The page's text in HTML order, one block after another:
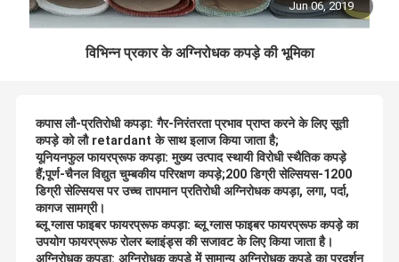
Jun 06, 2019
विभिन्न प्रकार के अग्निरोधक कपड़े की भूमिका
कपास लौ-प्रतिरोधी कपड़ा: गैर-निरंतरता प्रभाव प्राप्त करने के लिए सूती
कपड़े को लौ retardant के साथ इलाज किया जाता है;
यूनियनफुल फायरप्रूफ कपड़ा: मुख्य उत्पाद स्थायी विरोधी स्थैतिक कपड़े
हैं;पूर्ण-चैनल विद्युत चुम्बकीय परिरक्षण कपड़े;200 डिग्री सेल्सियस-1200
डिग्री सेल्सियस पर उच्च तापमान प्रतिरोधी अग्निरोधक कपड़ा, लगा, पर्दा,
कागज सामग्री।
ब्लू ग्लास फाइबर फायरप्रूफ कपड़ा: ब्लू ग्लास फाइबर फायरप्रूफ कपड़े का
उपयोग फायरप्रूफ रोलर ब्लाइंड्स की सजावट के लिए किया जाता है।